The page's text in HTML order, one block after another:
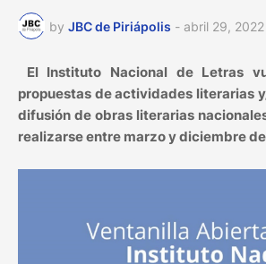
by JBC de Piriápolis - abril 29, 2022
El Instituto Nacional de Letras
propuestas de actividades literarias
difusión de obras literarias
realizarse entre marzo y diciembre